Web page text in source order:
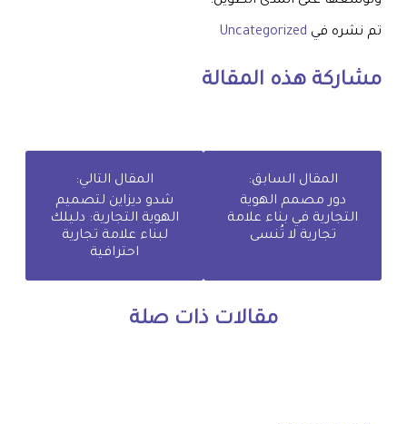
تم نشره في Uncategorized
مشاركة هذه المقالة
المقال السابق:
دور مصمم الهوية
التجارية في بناء علامة
تجارية لا تُنسى
المقال التالي:
شدو ديزاين لتصميم
الهوية التجارية: دليلك
لبناء علامة تجارية
احترافية
مقالات ذات صلة